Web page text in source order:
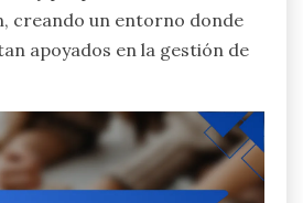
creando un entorno donde
apoyados en la gestión de